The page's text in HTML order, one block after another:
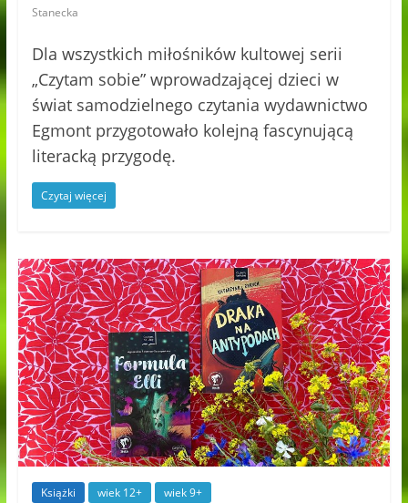
Stanecka
Dla wszystkich miłośników kultowej serii
„Czytam sobie” wprowadzającej dzieci w
świat samodzielnego czytania wydawnictwo
Egmont przygotowało kolejną fascynującą
literacką przygodę.
Czytaj więcej
Książki wiek 12+ wiek 9+